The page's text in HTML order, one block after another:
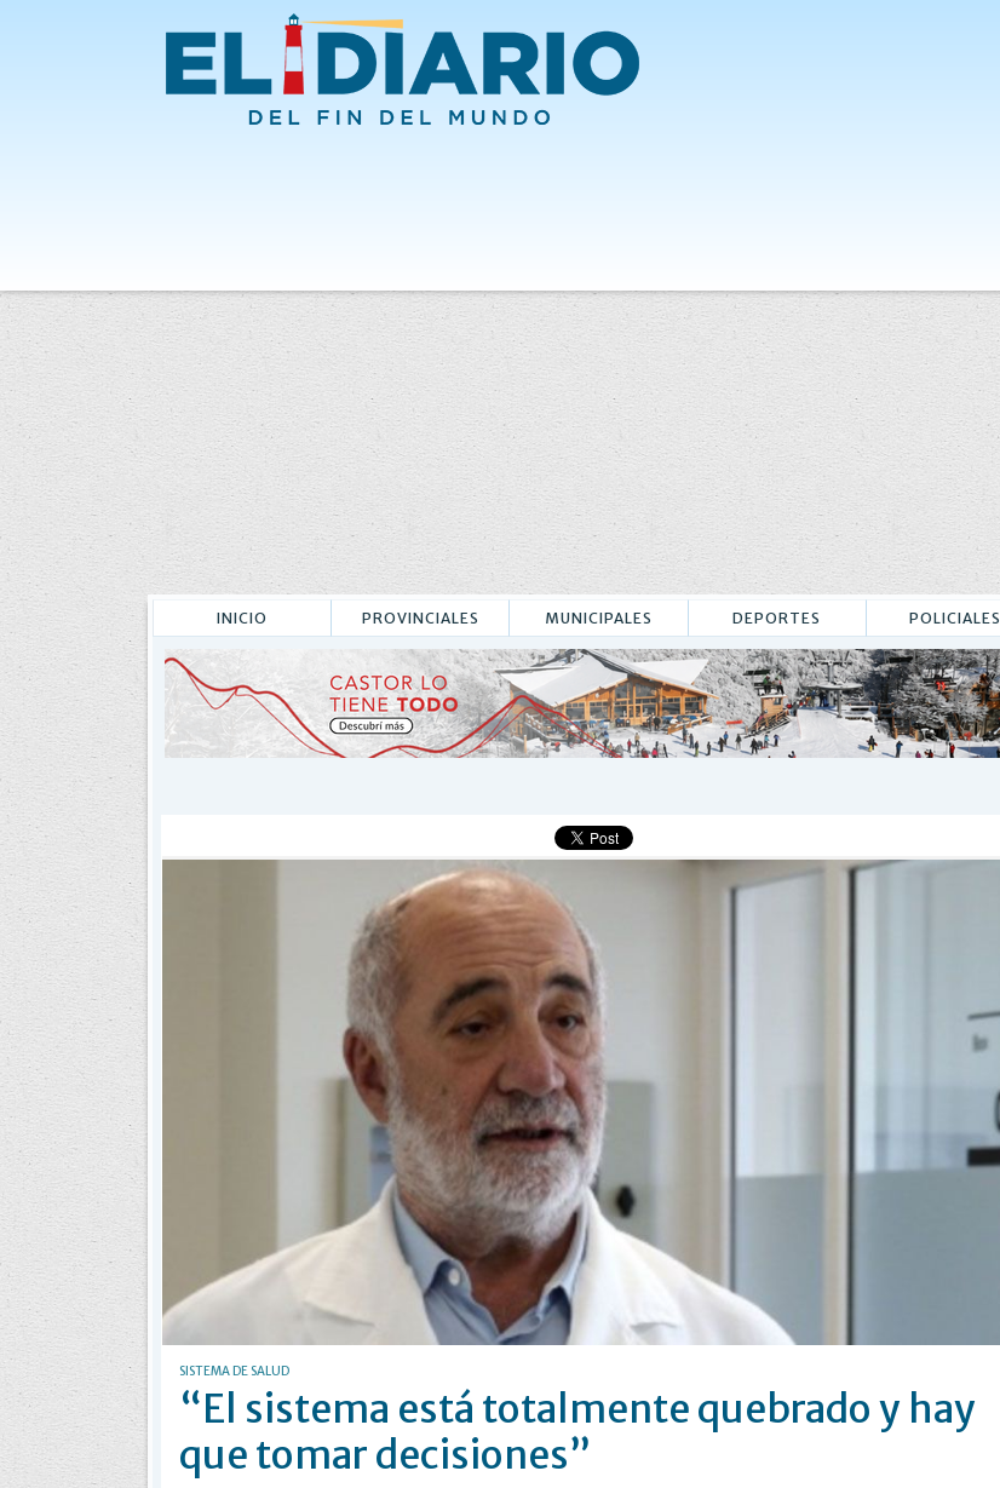
INICIO PROVINCIALES MUNICIPALES DEPORTES POLICIALES
SISTEMA DE SALUD
“El sistema está totalmente quebrado y hay
que tomar decisiones”